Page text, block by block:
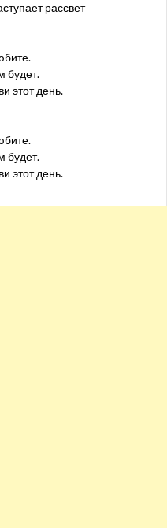
рассвет
будет.
этот день.
будет.
этот день.